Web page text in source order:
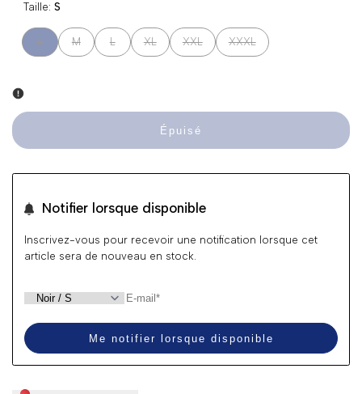
Taille: S
Variante
épuisée
S
Variante
épuisée
M
Variante
épuisée
L
Variante
épuisée
XL
Variante
épuisée
XXL
Variante
épuisée
XXXL
Épuisé
Notifier lorsque disponible
Inscrivez-vous pour recevoir une notification lorsque cet
article sera de nouveau en stock.
Me notifier lorsque disponible